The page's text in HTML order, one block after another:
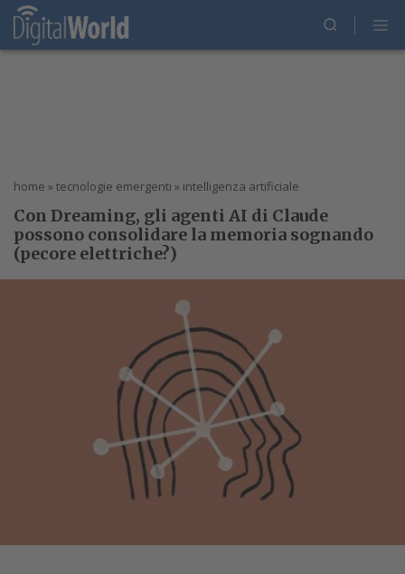
home » tecnologie emergenti » intelligenza artificiale
Con Dreaming, gli agenti AI di Claude
possono consolidare la memoria sognando
(pecore elettriche?)